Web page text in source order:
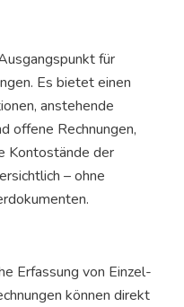
für
Es bietet einen
anstehende
offene Rechnungen,
Kontostände der
– ohne
Erfassung von Einzel-
können direkt